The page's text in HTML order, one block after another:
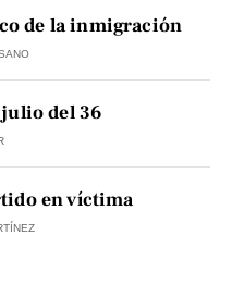
de la inmigración
del 36
en víctima